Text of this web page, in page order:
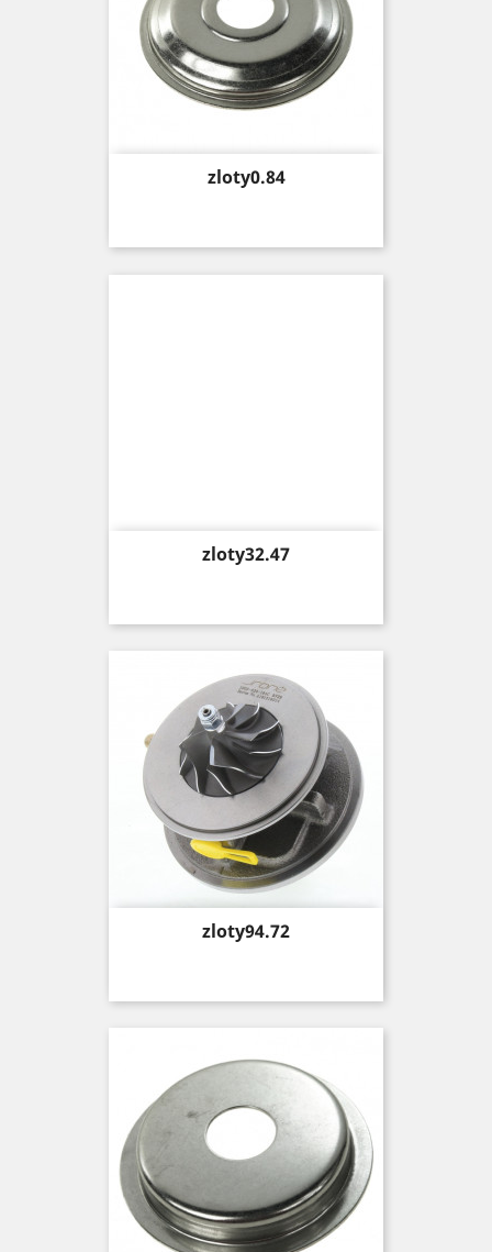
Price
zloty0.84
Price
zloty32.47
Price
zloty94.72